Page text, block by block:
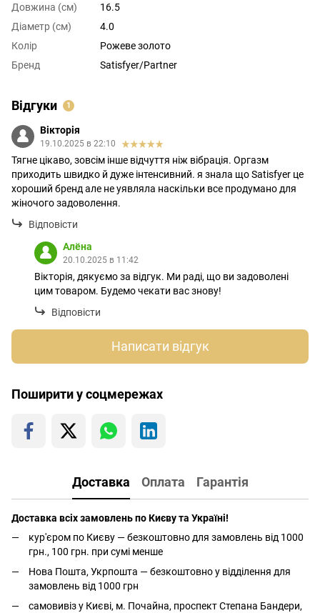
Довжина (см)
16.5
Діаметр (см)
4.0
Колір
Рожеве золото
Бренд
Satisfyer/Partner
Відгуки 1
Вікторія
19.10.2025 в 22:10
Тягне цікаво, зовсім інше відчуття ніж вібрація. Оргазм
приходить швидко й дуже інтенсивний. я знала що Satisfyer це
хороший бренд але не уявляла наскільки все продумано для
жіночого задоволення.
Відповісти
Алёна
20.10.2025 в 11:42
Вікторія, дякуємо за відгук. Ми раді, що ви задоволені
цим товаром. Будемо чекати вас знову!
Відповісти
Написати відгук
Поширити у соцмережах
Доставка Оплата Гарантія
Доставка всіх замовлень по Києву та Україні!
кур'єром по Києву — безкоштовно для замовлень від 1000
грн., 100 грн. при сумі менше
Нова Пошта, Укрпошта — безкоштовно у відділення для
замовлень від 1000 грн
самовивіз у Києві, м. Почайна, проспект Степана Бандери,